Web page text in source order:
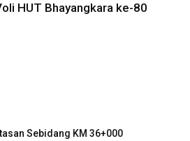
HUT Bhayangkara ke-80
Sebidang KM 36+000